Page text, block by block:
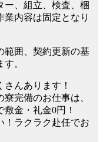
ー、組立、検査、梱
内容は固定となり
囲、契約更新の基
。
んあります！
完備のお仕事は、
金・礼金0円！
！ラクラク赴任でお